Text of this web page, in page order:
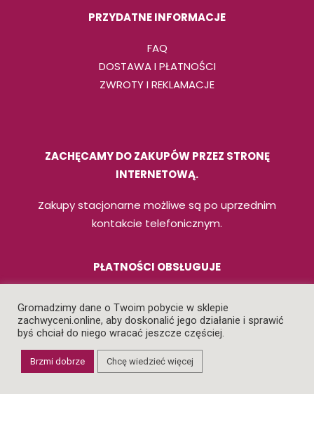
PRZYDATNE INFORMACJE
FAQ
DOSTAWA I PŁATNOŚCI
ZWROTY I REKLAMACJE
ZACHĘCAMY DO ZAKUPÓW PRZEZ STRONĘ
INTERNETOWĄ.
Zakupy stacjonarne możliwe są po uprzednim
kontakcie telefonicznym.
PŁATNOŚCI OBSŁUGUJE
NASZE ZASADY
REGULAMIN
POLITYKA PRYWATNOŚCI
Gromadzimy dane o Twoim pobycie w sklepie
zachwyceni.online, aby doskonalić jego działanie i sprawić
byś chciał do niego wracać jeszcze częściej.
Brzmi dobrze Chcę wiedzieć więcej